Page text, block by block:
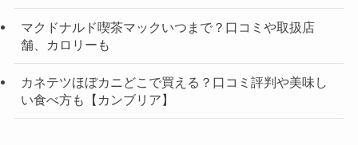
マクドナルド喫茶マックいつまで？口コミや取扱店
舗、カロリーも
カネテツほぼカニどこで買える？口コミ評判や美味し
い食べ方も【カンブリア】